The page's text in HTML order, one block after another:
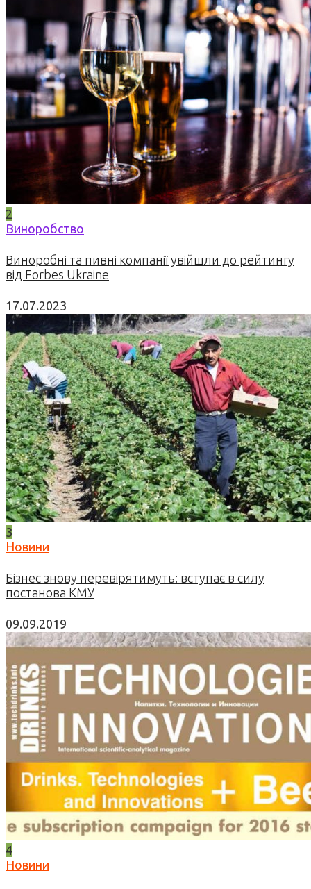
2
Виноробство
Виноробні та пивні компанії увійшли до рейтингу
від Forbes Ukraine
17.07.2023
3
Новини
Бізнес знову перевірятимуть: вступає в силу
постанова КМУ
09.09.2019
4
Новини